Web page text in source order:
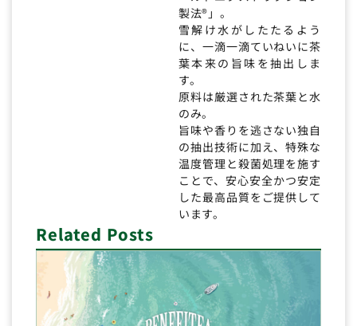
製法®」。
雪解け水がしたたるよう
に、一滴一滴ていねいに茶
葉本来の旨味を抽出しま
す。
原料は厳選された茶葉と水
のみ。
旨味や香りを逃さない独自
の抽出技術に加え、特殊な
温度管理と殺菌処理を施す
ことで、安心安全かつ安定
した最高品質をご提供して
います。
Related Posts